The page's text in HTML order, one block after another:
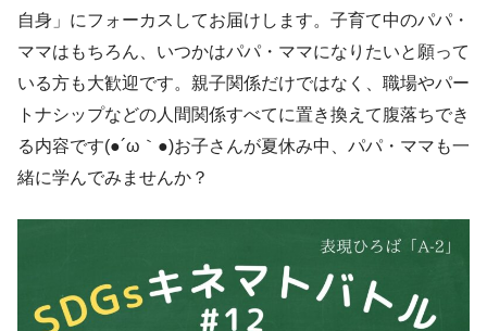
自身」にフォーカスしてお届けします。子育て中のパパ・
ママはもちろん、いつかはパパ・ママになりたいと願って
いる方も大歓迎です。親子関係だけではなく、職場やパー
トナシップなどの人間関係すべてに置き換えて腹落ちでき
る内容です(●´ω｀●)お子さんが夏休み中、パパ・ママも一
緒に学んでみませんか？